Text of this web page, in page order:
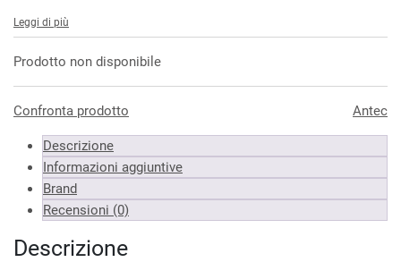
Leggi di più
Prodotto non disponibile
Confronta prodotto Antec
Descrizione
Informazioni aggiuntive
Brand
Recensioni (0)
Descrizione